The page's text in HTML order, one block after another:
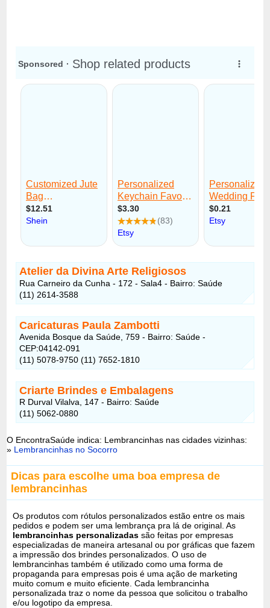
Atelier da Divina Arte Religiosos
Rua Carneiro da Cunha - 172 - Sala4 - Bairro: Saúde
(11) 2614-3588
Caricaturas Paula Zambotti
Avenida Bosque da Saúde, 759 - Bairro: Saúde -
CEP:04142-091
(11) 5078-9750 (11) 7652-1810
Criarte Brindes e Embalagens
R Durval Vilalva, 147 - Bairro: Saúde
(11) 5062-0880
O EncontraSaúde indica: Lembrancinhas nas cidades vizinhas:
» Lembrancinhas no Socorro
Dicas para escolhe uma boa empresa de
lembrancinhas
Os produtos com rótulos personalizados estão entre os mais
pedidos e podem ser uma lembrança pra lá de original. As
lembrancinhas personalizadas são feitas por empresas
especializadas de maneira artesanal ou por gráficas que fazem
a impressão dos brindes personalizados. O uso de
lembrancinhas também é utilizado como uma forma de
propaganda para empresas pois é uma ação de marketing
muito comum e muito eficiente. Cada lembrancinha
personalizada traz o nome da pessoa que solicitou o trabalho
e/ou logotipo da empresa.